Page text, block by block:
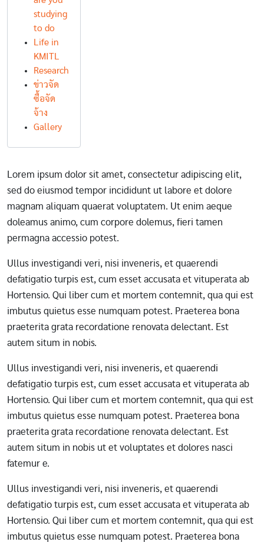
studying
to do
Life in
KMITL
Research
ข่าวจัด
ซื้อจัด
จ้าง
Gallery
Lorem ipsum dolor sit amet, consectetur adipiscing elit,
sed do eiusmod tempor incididunt ut labore et dolore
magnam aliquam quaerat voluptatem. Ut enim aeque
doleamus animo, cum corpore dolemus, fieri tamen
permagna accessio potest.
Ullus investigandi veri, nisi inveneris, et quaerendi
defatigatio turpis est, cum esset accusata et vituperata ab
Hortensio. Qui liber cum et mortem contemnit, qua qui est
imbutus quietus esse numquam potest. Praeterea bona
praeterita grata recordatione renovata delectant. Est
autem situm in nobis.
Ullus investigandi veri, nisi inveneris, et quaerendi
defatigatio turpis est, cum esset accusata et vituperata ab
Hortensio. Qui liber cum et mortem contemnit, qua qui est
imbutus quietus esse numquam potest. Praeterea bona
praeterita grata recordatione renovata delectant. Est
autem situm in nobis ut et voluptates et dolores nasci
fatemur e.
Ullus investigandi veri, nisi inveneris, et quaerendi
defatigatio turpis est, cum esset accusata et vituperata ab
Hortensio. Qui liber cum et mortem contemnit, qua qui est
imbutus quietus esse numquam potest. Praeterea bona